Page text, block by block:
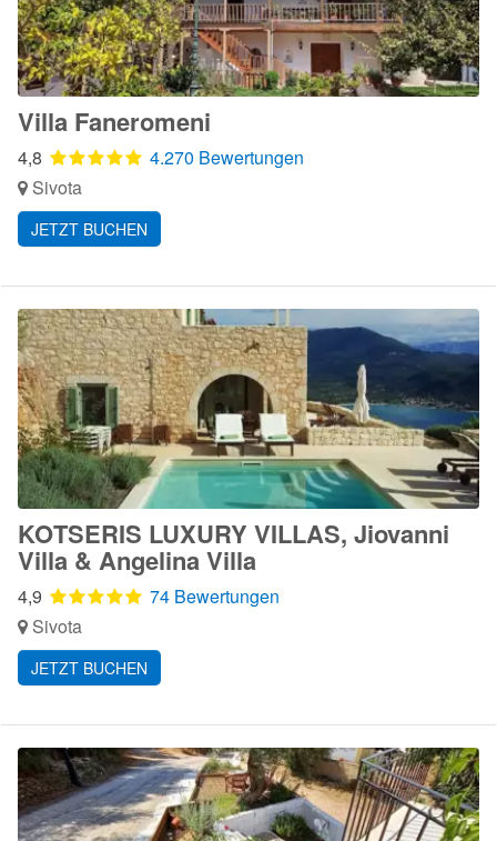
Villa Faneromeni
4,8
4.270 Bewertungen
Sivota
JETZT BUCHEN
KOTSERIS LUXURY VILLAS, Jiovanni
Villa & Angelina Villa
4,9
74 Bewertungen
Sivota
JETZT BUCHEN